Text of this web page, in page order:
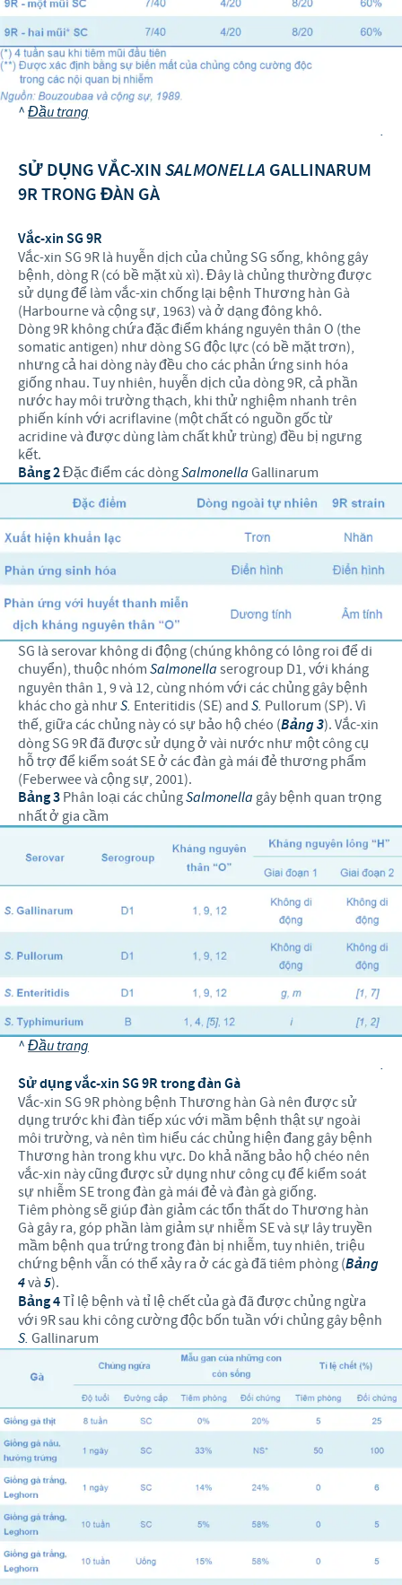
^Đầu trang
.
SỬ DỤNG VẮC-XINSALMONELLA GALLINARUM
9R TRONG ĐÀN GÀ
Vắc-xin SG 9R
Vắc-xin SG 9R là huyễn dịch của chủng SG sống, không gây
bệnh, dòng R (có bề mặt xù xì). Đây là chủng thường được
sử dụng để làm vắc-xin chống lại bệnh Thương hàn Gà
(Harbourne và cộng sự, 1963) và ở dạng đông khô.
Dòng 9R không chứa đặc điểm kháng nguyên thân O (the
somatic antigen) như dòng SG độc lực (có bề mặt trơn),
nhưng cả hai dòng này đều cho các phản ứng sinh hóa
giống nhau. Tuy nhiên, huyễn dịch của dòng 9R, cả phần
nước hay môi trường thạch, khi thử nghiệm nhanh trên
phiến kính với acriflavine (một chất có nguồn gốc từ
acridine và được dùng làm chất khử trùng) đều bị ngưng
kết.
Bảng 2Đặc điểm các dòngSalmonella Gallinarum
SG là serovar không di động (chúng không có lông roi để di
chuyển), thuộc nhóm Salmonella serogroup D1, với kháng
nguyên thân 1, 9 và 12, cùng nhóm với các chủng gây bệnh
khác cho gà nhưS. Enteritidis (SE) and S. Pullorum (SP). Vì
thế, giữa các chủng này có sự bảo hộ chéo (Bảng 3). Vắc-xin
dòng SG 9R đã được sử dụng ở vài nước như một công cụ
hỗ trợ để kiểm soát SE ở các đàn gà mái đẻ thương phẩm
(Feberwee và cộng sự, 2001).
Bảng 3 Phân loại các chủngSalmonella gây bệnh quan trọng
nhất ở gia cầm
^Đầu trang
.
Sử dụng vắc-xin SG 9R trong đàn Gà
Vắc-xin SG 9R phòng bệnh Thương hàn Gà nên được sử
dụng trước khi đàn tiếp xúc với mầm bệnh thật sự ngoài
môi trường, và nên tìm hiểu các chủng hiện đang gây bệnh
Thương hàn trong khu vực. Do khả năng bảo hộ chéo nên
vắc-xin này cũng được sử dụng như công cụ để kiểm soát
sự nhiễm SE trong đàn gà mái đẻ và đàn gà giống.
Tiêm phòng sẽ giúp đàn giảm các tổn thất do Thương hàn
Gà gây ra, góp phần làm giảm sự nhiễm SE và sự lây truyền
mầm bệnh qua trứng trong đàn bị nhiễm, tuy nhiên, triệu
chứng bệnh vẫn có thể xảy ra ở các gà đã tiêm phòng (Bảng
4và 5).
Bảng 4Tỉ lệ bệnh và tỉ lệ chết của gà đã được chủng ngừa
với 9R sau khi công cường độc bốn tuần với chủng gây bệnh
S. Gallinarum